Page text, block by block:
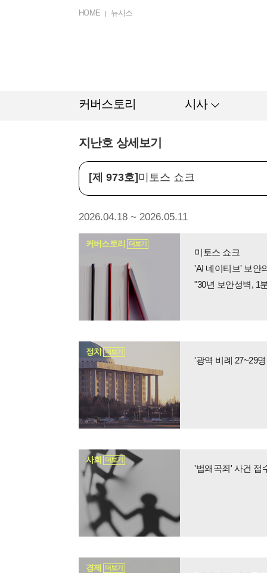
HOME 뉴시스
커버스토리 시사
지난호 상세보기
[제 973호] 미토스 쇼크
2026.04.18 ~ 2026.05.11
커버스토리 더보기
미토스 쇼크
'AI 네이티브' 보안
"30년 보안성벽, 1
정치 더보기
사회 더보기
'법왜곡죄' 사건 접
경제 더보기